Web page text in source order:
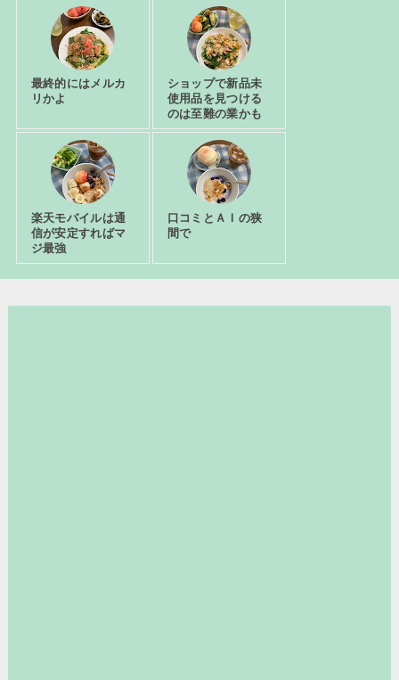
最終的にはメルカ
リかよ
ショップで新品未
使用品を見つける
のは至難の業かも
楽天モバイルは通
信が安定すればマ
ジ最強
口コミとＡＩの狭
間で